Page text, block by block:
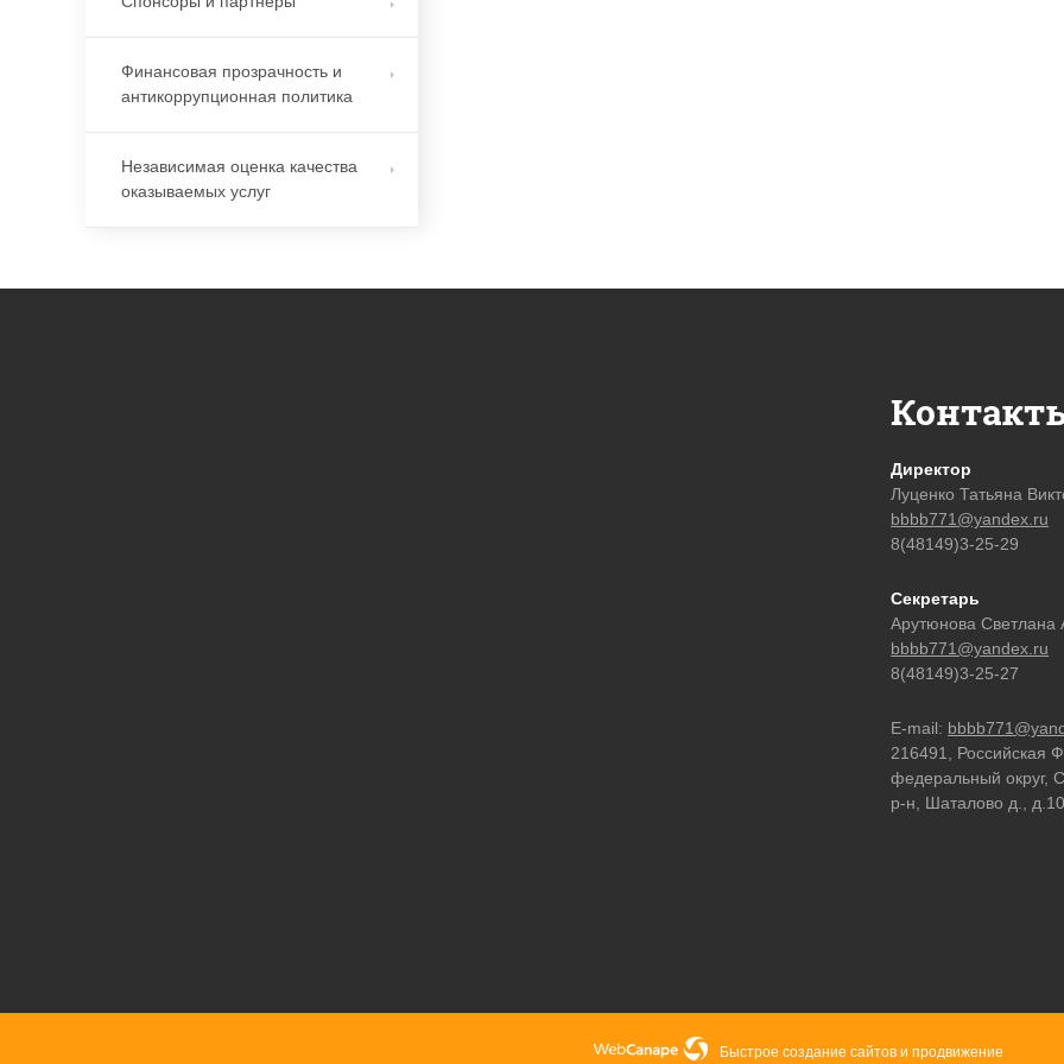
Финансовая прозрачность и
антикоррупционная политика
Независимая оценка качества
оказываемых услуг
Быстрое создание сайтови продвижение
Директор
Луценко Татьяна
bbbb771@yandex.ru
8(48149)3-25-29
Секретарь
Арутюнова Светлана
bbbb771@yandex.ru
8(48149)3-25-27
E-mail:
216491, Российская
федеральный округ,
р-н, Шаталово д., д.10